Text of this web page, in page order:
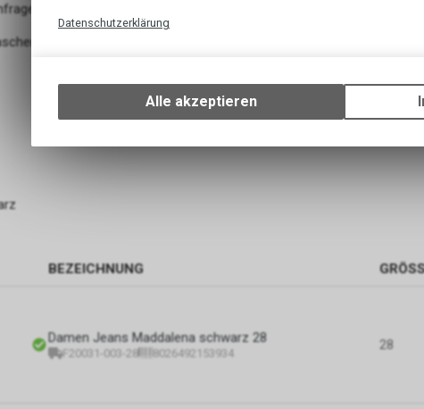
im unteren Teil
BEZEICHNUNG
Damen Jeans Maddalena schwarz 28
F20031-003-28 8026492153934 28
Datenschutzerklärung
Ihrem Gerät, um die grundlegenden Funktionen
Verwendung des Warenkorbs, zu ermöglichen.
zulassen.
Alle akzeptieren